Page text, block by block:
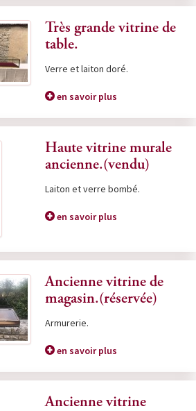
Très grande vitrine de
table.
Verre et laiton doré.
en savoir plus
Haute vitrine murale
ancienne.(vendu)
Laiton et verre bombé.
en savoir plus
Ancienne vitrine de
magasin.(réservée)
Armurerie.
en savoir plus
Ancienne vitrine